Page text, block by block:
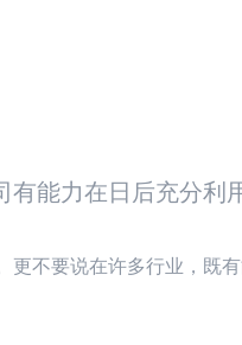
能力在日后充分利
更不要说在许多行业，既